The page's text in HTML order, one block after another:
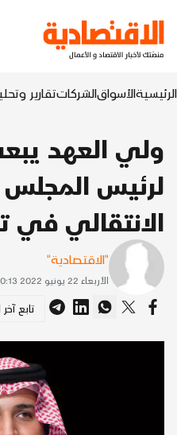
الرئيسيةالأسواقالشركاتتقارير
ولي العهد
لرئيس
الانتقالي في
"الاقتصادية"
الأربعاء 22 يونيو 2022 0:13
تابع